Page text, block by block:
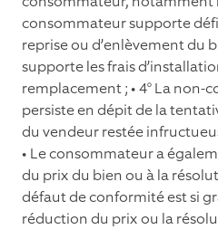
consommateur supporte
reprise ou d’enlèvement du
supporte les frais
remplacement ; • 4° La non-
persiste en dépit de la
du vendeur restée
• Le consommateur a
du prix du bien ou à la
défaut de conformité est si
réduction du prix ou la